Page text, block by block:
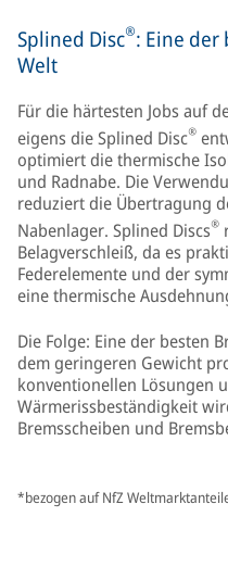
Splined Disc®: Eine der
Welt
Für die härtesten Jobs auf
eigens die Splined Disc®
optimiert die thermische
und Radnabe. Die
reduziert die Übertragung
Nabenlager. Splined Discs®
Belagverschleiß, da es
Federelemente und der
eine thermische
Die Folge: Eine der besten
dem geringeren Gewicht
konventionellen Lösungen
Wärmerissbeständigkeit
Bremsscheiben und
*bezogen auf NfZ